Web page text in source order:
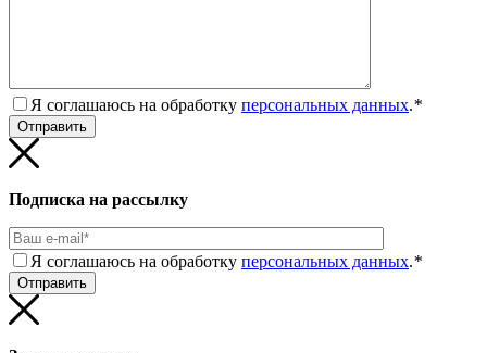
Я соглашаюсь на обработку персональных данных.*
Подписка на рассылку
Я соглашаюсь на обработку персональных данных.*